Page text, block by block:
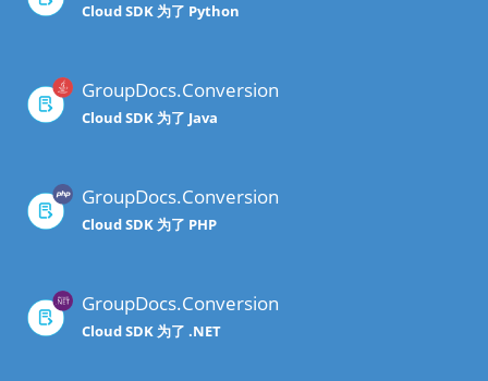
Cloud SDK 为了 Python
GroupDocs.Conversion
Cloud SDK 为了 Java
GroupDocs.Conversion
Cloud SDK 为了 PHP
GroupDocs.Conversion
Cloud SDK 为了 .NET